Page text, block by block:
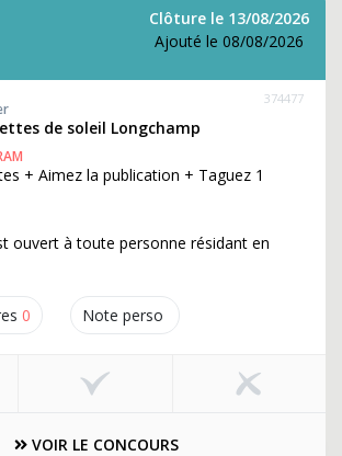
Clôture le 13/08/2026
Ajouté le 08/08/2026
0 Note perso
374477
de soleil Longchamp
+ Aimez la publication + Taguez 1
ouvert à toute personne résidant en
VOIR LE CONCOURS